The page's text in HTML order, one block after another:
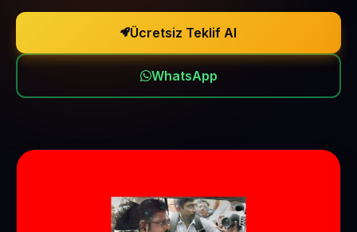
Ücretsiz Teklif Al
WhatsApp